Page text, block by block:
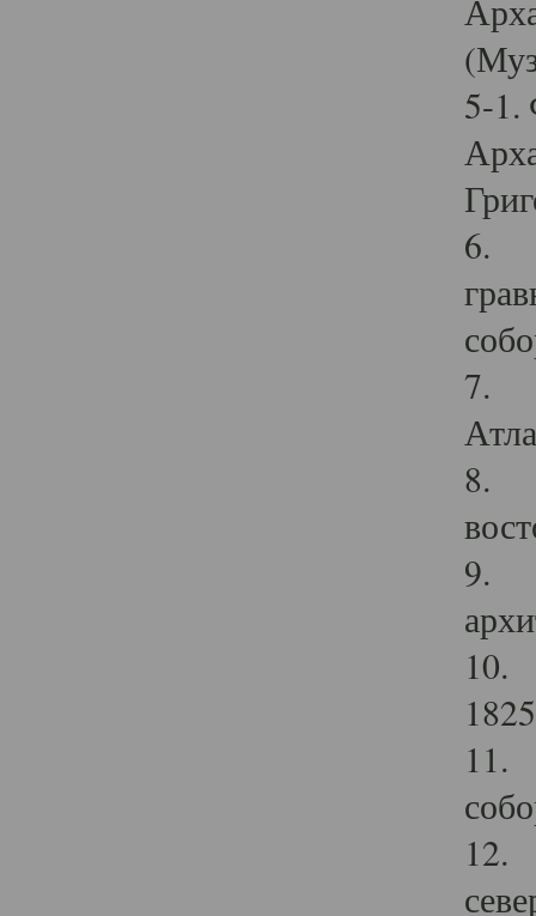
5-1.
6.
7.
8.
9.
10.
11.
12.